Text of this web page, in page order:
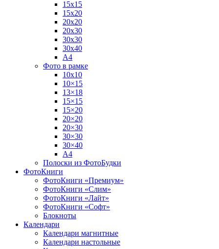
15х15
15х20
20х20
20х30
30х30
30х40
А4
Фото в рамке
10х10
10×15
13×18
15×15
15×20
20×20
20×30
30×30
30×40
A4
Полоски из ФотоБудки
ФотоКниги
ФотоКниги «Премиум»
ФотоКниги «Слим»
ФотоКниги «Лайт»
ФотоКниги «Софт»
Блокноты
Календари
Календари магнитные
Календари настольные